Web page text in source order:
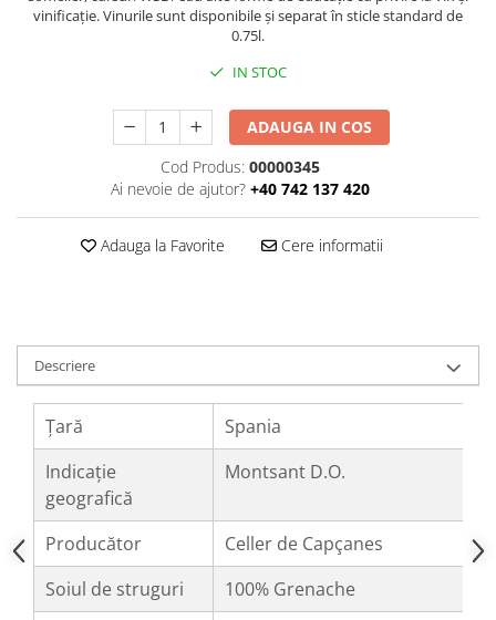
vinificație. Vinurile sunt disponibile și separat în sticle standard de
0.75l.
IN STOC
ADAUGA IN COS
Cod Produs: 00000345
Ai nevoie de ajutor? +40 742 137 420
Adauga la Favorite Cere informatii
Descriere
Țară
Spania
Indicație
geografică
Montsant D.O.
Producător
Celler de Capçanes
Soiul de struguri
100% Grenache